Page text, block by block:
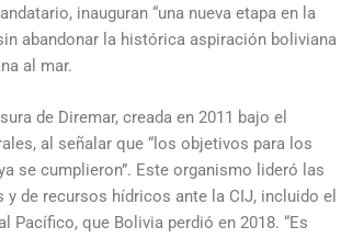
inauguran “una nueva etapa en la
abandonar la histórica aspiración boliviana
al mar.
de Diremar, creada en 2011 bajo el
al señalar que “los objetivos para los
se cumplieron”. Este organismo lideró las
y de recursos hídricos ante la CIJ, incluido el
Pacífico, que Bolivia perdió en 2018. “Es